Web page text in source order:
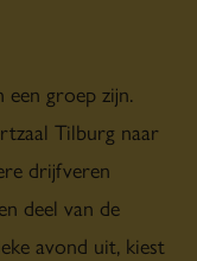
een groep zijn.
Tilburg naar
drijfveren
deel van de
avond uit, kiest